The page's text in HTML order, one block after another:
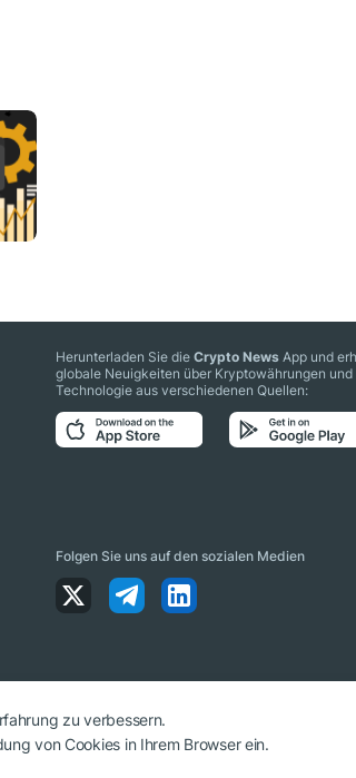
Herunterladen Sie dieCrypto News App und
globale Neuigkeiten über Kryptowährungen
Technologie aus verschiedenen Quellen:
Folgen Sie uns auf den sozialen Medien
zu verbessern.
von Cookies in Ihrem Browser ein.